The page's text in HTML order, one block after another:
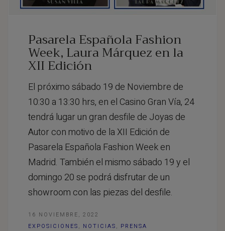
Pasarela Española Fashion
Week, Laura Márquez en la
XII Edición
El próximo sábado 19 de Noviembre de
10:30 a 13:30 hrs, en el Casino Gran Vía, 24
tendrá lugar un gran desfile de Joyas de
Autor con motivo de la XII Edición de
Pasarela Española Fashion Week en
Madrid. También el mismo sábado 19 y el
domingo 20 se podrá disfrutar de un
showroom con las piezas del desfile.
16 NOVIEMBRE, 2022
EXPOSICIONES, NOTICIAS, PRENSA